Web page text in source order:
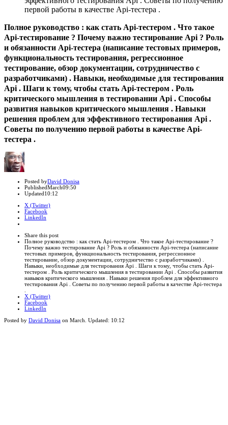
первой работы в качестве Api-тестера .
Полное руководство : как стать Api-тестером . Что такое
Api-тестирование ? Почему важно тестирование Api ? Роль
и обязанности Api-тестера (написание тестовых примеров,
функциональность тестирования, регрессионное
тестирование, обзор документации, сотрудничество с
разработчиками) . Навыки, необходимые для тестирования
Api . Шаги к тому, чтобы стать Api-тестером . Роль
критического мышления в тестировании Api . Способы
развития навыков критического мышления . Навыки
решения проблем для эффективного тестирования Api .
Советы по получению первой работы в качестве Api-
тестера .
Author
Posted byDavid Donisa
PublishedMarch09:50
Updated10:12
X (Twitter)
Facebook
LinkedIn
post
Share this postClose
sharing
box
Полное руководство : как стать Api-тестером . Что такое Api-тестирование ?
Почему важно тестирование Api ? Роль и обязанности Api-тестера (написание
тестовых примеров, функциональность тестирования, регрессионное
тестирование, обзор документации, сотрудничество с разработчиками) .
Навыки, необходимые для тестирования Api . Шаги к тому, чтобы стать Api-
тестером . Роль критического мышления в тестировании Api . Способы развития
навыков критического мышления . Навыки решения проблем для эффективного
тестирования Api . Советы по получению первой работы в качестве Api-тестера
X (Twitter)
Facebook
LinkedIn
Posted by David Donisa on March . Updated: 10:12